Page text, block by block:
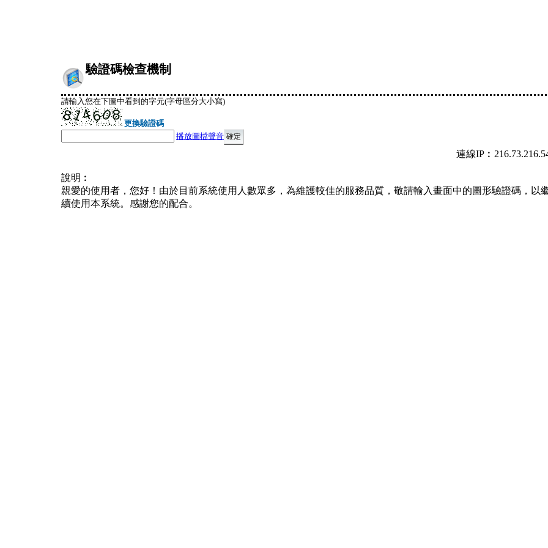
驗證碼檢查機制
請輸入您在下圖中看到的字元(字母區分大小寫)
更換驗證碼
播放圖檔聲音
連線
說明︰
親愛的使用者，您好！由於目前系統使用人數眾多，為維護較佳的服務品質，敬請輸入畫面中的圖形驗證碼，以
續使用本系統。感謝您的配合。